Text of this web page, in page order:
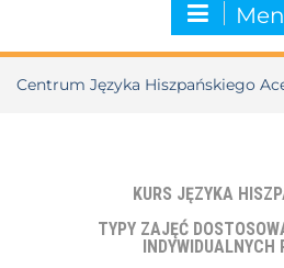
Centrum Języka Hiszpańskiego
KURS JĘZYKA
TYPY ZAJĘĆ
INDYWIDUALNYCH